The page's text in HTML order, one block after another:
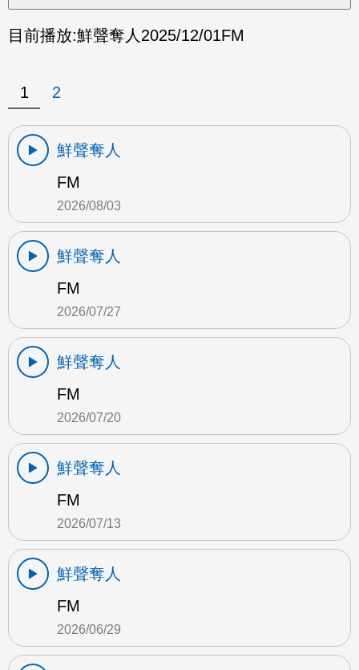
目前播放:鮮聲奪人2025/12/01FM
1 2
鮮聲奪人
FM
2026/08/03
鮮聲奪人
FM
2026/07/27
鮮聲奪人
FM
2026/07/20
鮮聲奪人
FM
2026/07/13
鮮聲奪人
FM
2026/06/29